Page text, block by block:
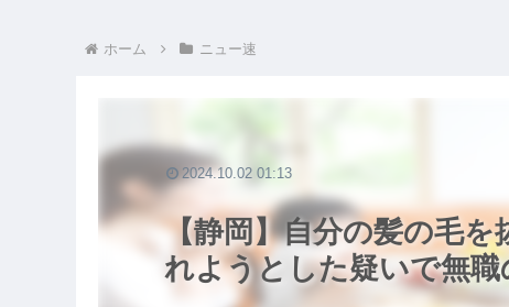
ホーム ニュー速
【静岡】自分の髪の毛
れようとした疑いで無職
2024.10.02 01:13